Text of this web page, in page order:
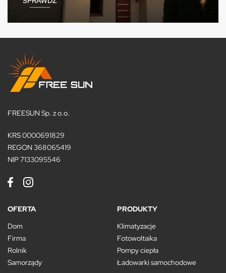
FREESUN Sp. z o.o.
KRS 0000691829
REGON 368065419
NIP 7133095546
OFERTA
Dom
Firma
Rolnik
Samorządy
PRODUKTY
Klimatyzacje
Fotowoltaika
Pompy ciepła
Ładowarki samochodowe